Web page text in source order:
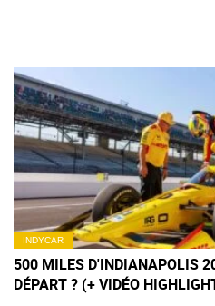
INDYCAR
500 MILES D'INDIANAPOLIS
DÉPART ? (+ VIDÉO